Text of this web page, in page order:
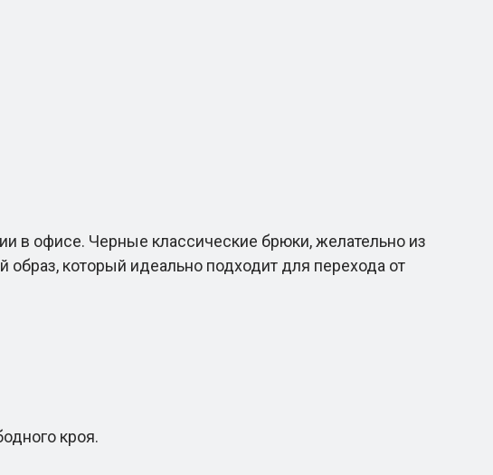
в офисе. Черные классические брюки, желательно из
который идеально подходит для перехода от
кроя.